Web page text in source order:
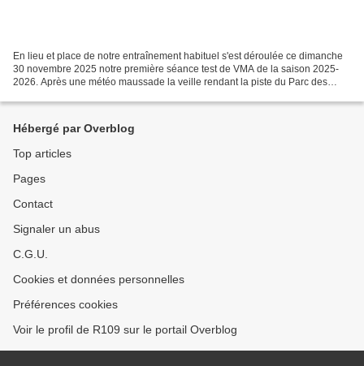
En lieu et place de notre entraînement habituel s'est déroulée ce dimanche
30 novembre 2025 notre première séance test de VMA de la saison 2025-
2026. Après une météo maussade la veille rendant la piste du Parc des
Hébergé par Overblog
Top articles
Pages
Contact
Signaler un abus
C.G.U.
Cookies et données personnelles
Préférences cookies
Voir le profil de R109 sur le portail Overblog